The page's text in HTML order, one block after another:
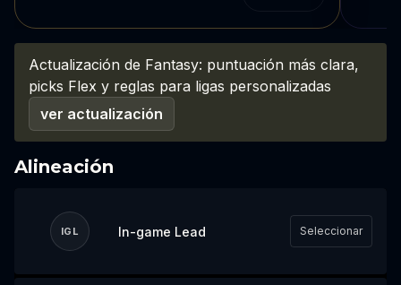
Actualización de Fantasy: puntuación más clara,
picks Flex y reglas para ligas personalizadas
ver actualización
Alineación
IGL In-game Lead Seleccionar